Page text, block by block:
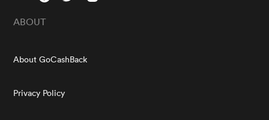
ABOUT
About GoCashBack
Privacy Policy